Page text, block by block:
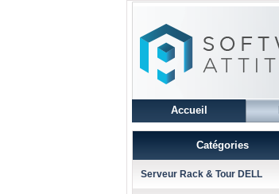
Accueil
Catégories
Serveur Rack & Tour DELL